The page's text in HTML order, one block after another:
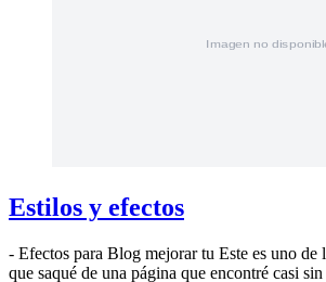
Estilos y efectos
- Efectos para Blog mejorar tu Este es uno de
que saqué de una página que encontré casi